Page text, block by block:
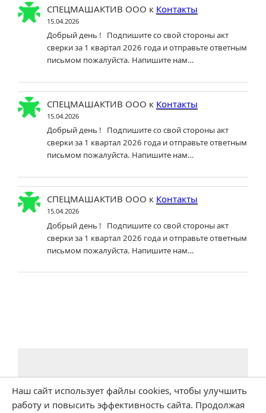
СПЕЦМАШАКТИВ ООО к Контакты
15.04.2026
Добрый день ! Подпишите со свой стороны акт
сверки за 1 квартал 2026 года и отправьте ответным
письмом пожалуйста. Напишите нам…
СПЕЦМАШАКТИВ ООО к Контакты
15.04.2026
Добрый день ! Подпишите со свой стороны акт
сверки за 1 квартал 2026 года и отправьте ответным
письмом пожалуйста. Напишите нам…
СПЕЦМАШАКТИВ ООО к Контакты
15.04.2026
Добрый день ! Подпишите со свой стороны акт
сверки за 1 квартал 2026 года и отправьте ответным
письмом пожалуйста. Напишите нам…
Наш сайт использует файлы cookies, чтобы улучшить
работу и повысить эффективность сайта. Продолжая